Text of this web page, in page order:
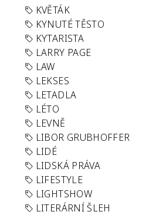
KVĚTÁK
KYNUTÉ TĚSTO
KYTARISTA
LARRY PAGE
LAW
LEKSES
LETADLA
LÉTO
LEVNĚ
LIBOR GRUBHOFFER
LIDÉ
LIDSKÁ PRÁVA
LIFESTYLE
LIGHTSHOW
LITERÁRNÍ ŠLEH